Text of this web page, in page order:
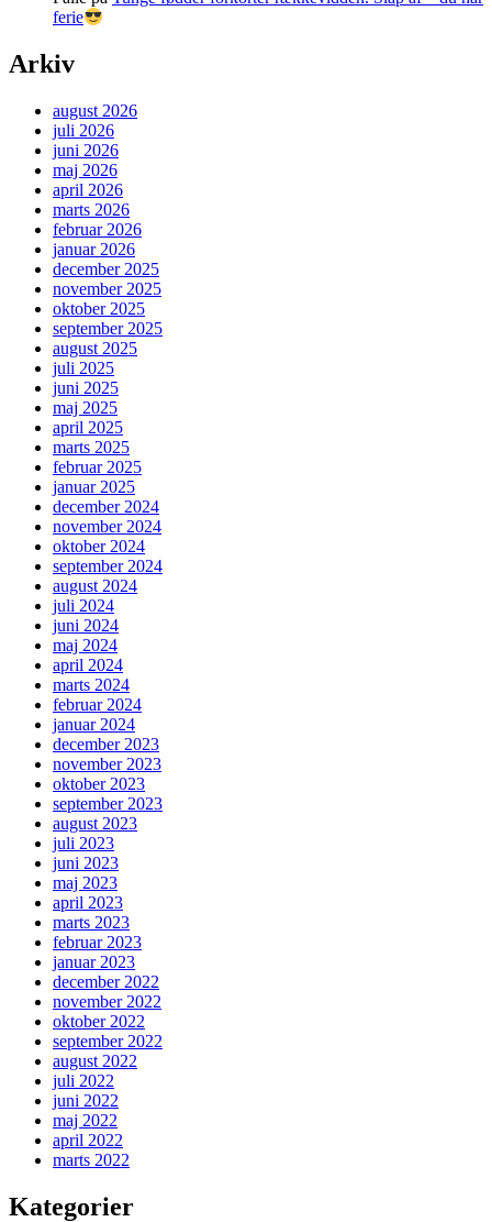
ferie
Arkiv
august 2026
juli 2026
juni 2026
maj 2026
april 2026
marts 2026
februar 2026
januar 2026
december 2025
november 2025
oktober 2025
september 2025
august 2025
juli 2025
juni 2025
maj 2025
april 2025
marts 2025
februar 2025
januar 2025
december 2024
november 2024
oktober 2024
september 2024
august 2024
juli 2024
juni 2024
maj 2024
april 2024
marts 2024
februar 2024
januar 2024
december 2023
november 2023
oktober 2023
september 2023
august 2023
juli 2023
juni 2023
maj 2023
april 2023
marts 2023
februar 2023
januar 2023
december 2022
november 2022
oktober 2022
september 2022
august 2022
juli 2022
juni 2022
maj 2022
april 2022
marts 2022
Kategorier